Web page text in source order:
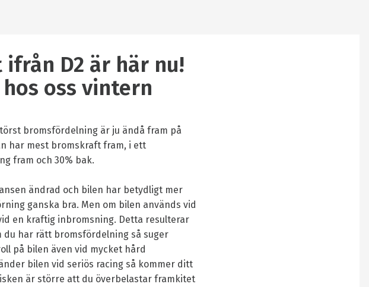
D2 är här nu!
oss vintern
bromsfördelning är ju ändå fram på
har mest bromskraft fram, i ett
fram och 30% bak.
ändrad och bilen har betydligt mer
ganska bra. Men om bilen används vid
en kraftig inbromsning. Detta resulterar
du har rätt bromsfördelning så suger
på bilen även vid mycket hård
bilen vid seriös racing så kommer ditt
är större att du överbelastar framkitet